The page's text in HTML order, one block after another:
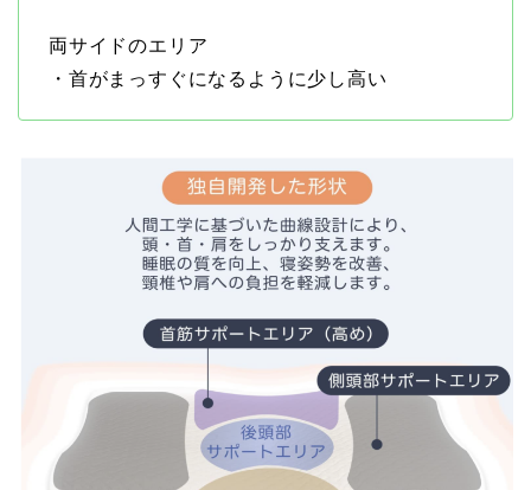
両サイドのエリア
・首がまっすぐになるように少し高い